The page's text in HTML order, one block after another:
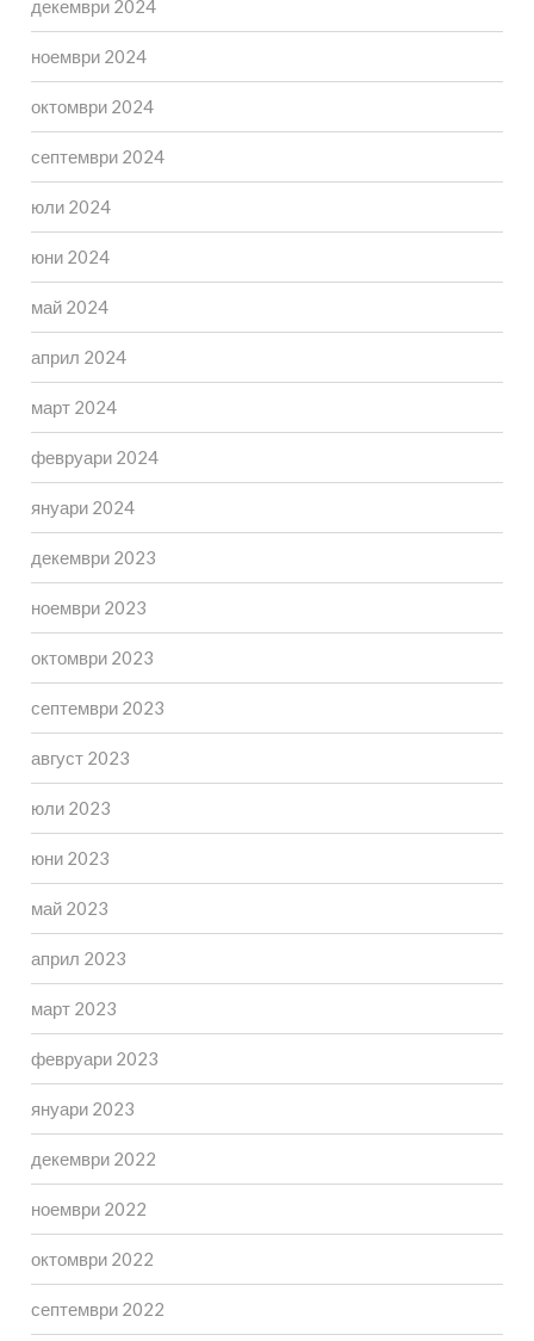
декември 2024
ноември 2024
октомври 2024
септември 2024
юли 2024
юни 2024
май 2024
април 2024
март 2024
февруари 2024
януари 2024
декември 2023
ноември 2023
октомври 2023
септември 2023
август 2023
юли 2023
юни 2023
май 2023
април 2023
март 2023
февруари 2023
януари 2023
декември 2022
ноември 2022
октомври 2022
септември 2022